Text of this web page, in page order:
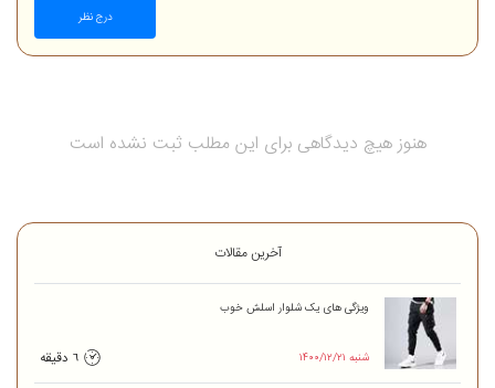
درج نظر
هنوز هیچ دیدگاهی برای این مطلب ثبت نشده است
آخرین مقالات
ویژگی های یک شلوار اسلش خوب
۱۴۰۰/۱۲/۲۱ شنبه 6 دقیقه